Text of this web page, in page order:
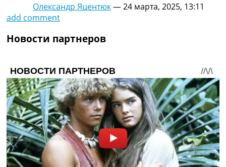
Олександр Яцентюк—24 марта, 2025, 13:11
add comment
Новости партнеров